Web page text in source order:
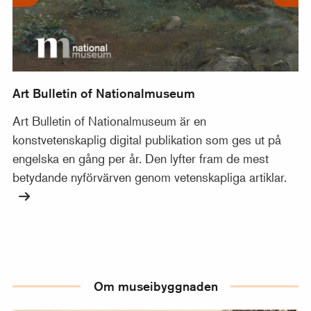
Art Bulletin of Nationalmuseum
Art Bulletin of Nationalmuseum är en
konstvetenskaplig digital publikation som ges ut på
engelska en gång per år. Den lyfter fram de mest
betydande nyförvärven genom vetenskapliga artiklar.
Om museibyggnaden